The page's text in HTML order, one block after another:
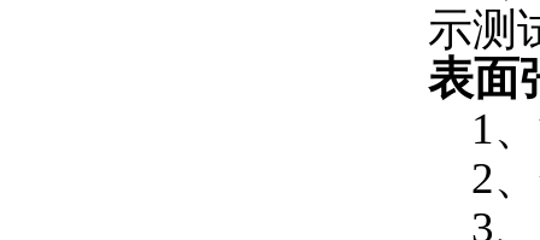
示测
表面
1、
2、
3、